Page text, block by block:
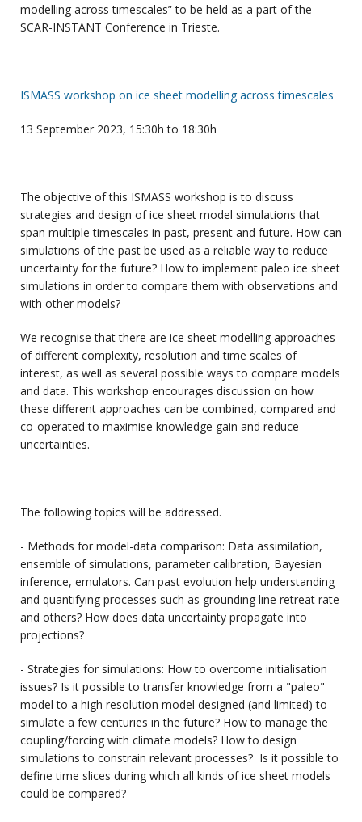
modelling across timescales” to be held as a part of the
SCAR-INSTANT Conference in Trieste.
ISMASS workshop on ice sheet modelling across timescales
13 September 2023, 15:30h to 18:30h
The objective of this ISMASS workshop is to discuss
strategies and design of ice sheet model simulations that
span multiple timescales in past, present and future. How can
simulations of the past be used as a reliable way to reduce
uncertainty for the future? How to implement paleo ice sheet
simulations in order to compare them with observations and
with other models?
We recognise that there are ice sheet modelling approaches
of different complexity, resolution and time scales of
interest, as well as several possible ways to compare models
and data. This workshop encourages discussion on how
these different approaches can be combined, compared and
co-operated to maximise knowledge gain and reduce
uncertainties.
The following topics will be addressed.
- Methods for model-data comparison: Data assimilation,
ensemble of simulations, parameter calibration, Bayesian
inference, emulators. Can past evolution help understanding
and quantifying processes such as grounding line retreat rate
and others? How does data uncertainty propagate into
projections?
- Strategies for simulations: How to overcome initialisation
issues? Is it possible to transfer knowledge from a "paleo"
model to a high resolution model designed (and limited) to
simulate a few centuries in the future? How to manage the
coupling/forcing with climate models? How to design
simulations to constrain relevant processes? Is it possible to
define time slices during which all kinds of ice sheet models
could be compared?